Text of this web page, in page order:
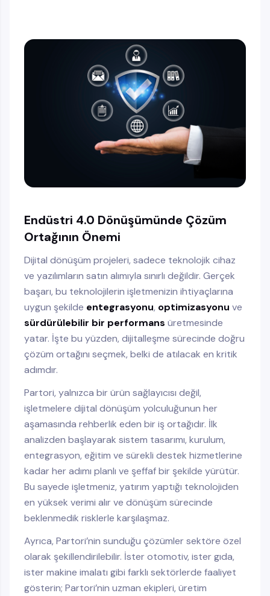
Endüstri 4.0 Dönüşümünde Çözüm
Ortağının Önemi
Dijital dönüşüm projeleri, sadece teknolojik cihaz
ve yazılımların satın alımıyla sınırlı değildir. Gerçek
başarı, bu teknolojilerin işletmenizin ihtiyaçlarına
uygun şekilde entegrasyonu, optimizasyonu ve
sürdürülebilir bir performans üretmesinde
yatar. İşte bu yüzden, dijitalleşme sürecinde doğru
çözüm ortağını seçmek, belki de atılacak en kritik
adımdır.
Partori, yalnızca bir ürün sağlayıcısı değil,
işletmelere dijital dönüşüm yolculuğunun her
aşamasında rehberlik eden bir iş ortağıdır. İlk
analizden başlayarak sistem tasarımı, kurulum,
entegrasyon, eğitim ve sürekli destek hizmetlerine
kadar her adımı planlı ve şeffaf bir şekilde yürütür.
Bu sayede işletmeniz, yatırım yaptığı teknolojiden
en yüksek verimi alır ve dönüşüm sürecinde
beklenmedik risklerle karşılaşmaz.
Ayrıca, Partori’nin sunduğu çözümler sektöre özel
olarak şekillendirilebilir. İster otomotiv, ister gıda,
ister makine imalatı gibi farklı sektörlerde faaliyet
gösterin; Partori’nin uzman ekipleri, üretim